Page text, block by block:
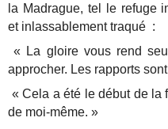
la Madrague, tel le refuge
et inlassablement traqué :
« La gloire vous rend
approcher. Les rapports
« Cela a été le début de la
de moi-même. »